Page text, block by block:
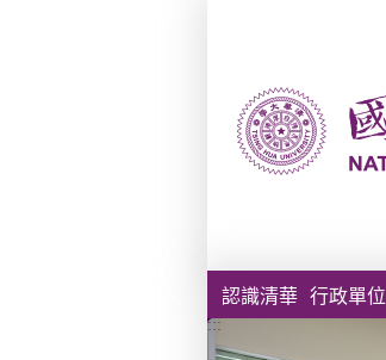
認識清華 行政單位
:::